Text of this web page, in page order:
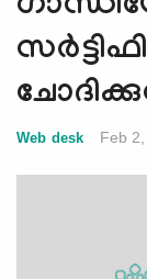
v
i
a
i
o
Web desk Feb